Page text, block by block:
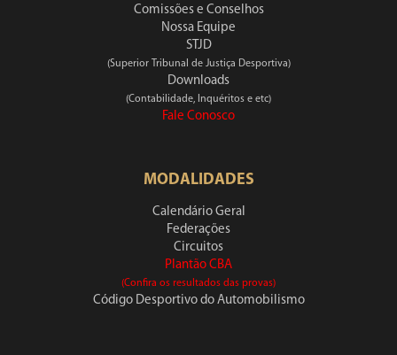
Comissões e Conselhos
Nossa Equipe
STJD
(Superior Tribunal de Justiça Desportiva)
Downloads
(Contabilidade, Inquéritos e etc)
Fale Conosco
MODALIDADES
Calendário Geral
Federações
Circuitos
Plantão CBA
(Confira os resultados das provas)
Código Desportivo do Automobilismo